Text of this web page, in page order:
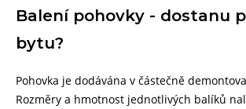
Balení pohovky - dostanu
bytu?
Pohovka je dodávána v částečně
Rozměry a hmotnost jednotlivých balíků